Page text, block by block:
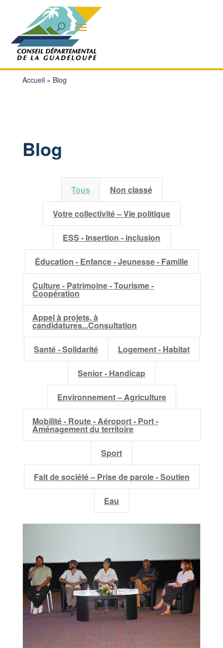
Accueil» Blog
Blog
Tous Non classé
Votre collectivité – Vie politique
ESS - Insertion - inclusion
Éducation - Enfance - Jeunesse - Famille
Culture - Patrimoine - Tourisme -
Coopération
Appel à projets, à
candidatures...Consultation
Santé - Solidarité Logement - Habitat
Senior - Handicap
Environnement – Agriculture
Mobilité - Route - Aéroport - Port -
Aménagement du territoire
Sport
Fait de société – Prise de parole - Soutien
Eau